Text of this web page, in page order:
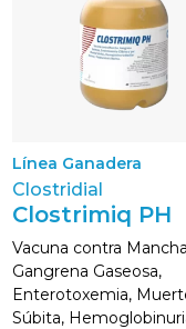
Línea Ganadera
Clostridial
Clostrimiq PH
Vacuna contra
Gangrena Gaseosa,
Enterotoxemia,
Súbita,